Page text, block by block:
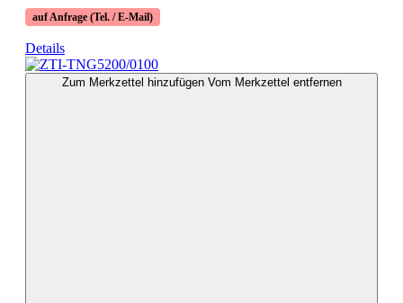
auf Anfrage (Tel. / E-Mail)
Details
Zum Merkzettel hinzufügen Vom Merkzettel entfernen